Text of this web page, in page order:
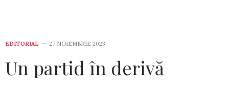
EDITORIAL 27 NOIEMBRIE 2023
Un partid în derivă